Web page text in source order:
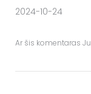
2024-10-24
Ar šis komentaras